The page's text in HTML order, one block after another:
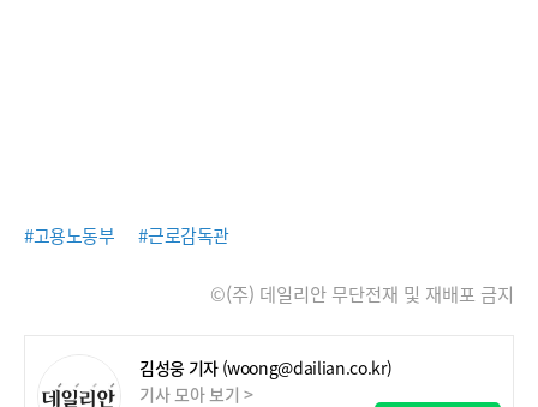
#고용노동부 #근로감독관
©(주) 데일리안 무단전재 및 재배포 금지
김성웅 기자 (woong@dailian.co.kr)
기사 모아 보기 >